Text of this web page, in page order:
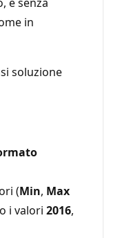
in
soluzione
(Min, Max
i valori 2016,